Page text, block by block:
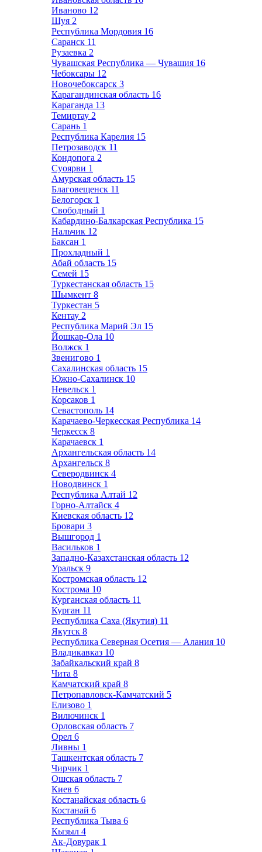
Иваново 12
Шуя 2
Республика Мордовия 16
Саранск 11
Рузаевка 2
Чувашская Республика — Чувашия 16
Чебоксары 12
Новочебоксарск 3
Карагандинская область 16
Караганда 13
Темиртау 2
Сарань 1
Республика Карелия 15
Петрозаводск 11
Кондопога 2
Суоярви 1
Амурская область 15
Благовещенск 11
Белогорск 1
Свободный 1
Кабардино-Балкарская Республика 15
Нальчик 12
Баксан 1
Прохладный 1
Абай область 15
Семей 15
Туркестанская область 15
Шымкент 8
Туркестан 5
Кентау 2
Республика Марий Эл 15
Йошкар-Ола 10
Волжск 1
Звенигово 1
Сахалинская область 15
Южно-Сахалинск 10
Невельск 1
Корсаков 1
Севастополь 14
Карачаево-Черкесская Республика 14
Черкесск 8
Карачаевск 1
Архангельская область 14
Архангельск 8
Северодвинск 4
Новодвинск 1
Республика Алтай 12
Горно-Алтайск 4
Киевская область 12
Бровари 3
Вышгород 1
Васильков 1
Западно-Казахстанская область 12
Уральск 9
Костромская область 12
Кострома 10
Курганская область 11
Курган 11
Республика Саха (Якутия) 11
Якутск 8
Республика Северная Осетия — Алания 10
Владикавказ 10
Забайкальский край 8
Чита 8
Камчатский край 8
Петропавловск-Камчатский 5
Елизово 1
Вилючинск 1
Орловская область 7
Орел 6
Ливны 1
Ташкентская область 7
Чирчик 1
Ошская область 7
Киев 6
Костанайская область 6
Костанай 6
Республика Тыва 6
Кызыл 4
Ак-Довурак 1